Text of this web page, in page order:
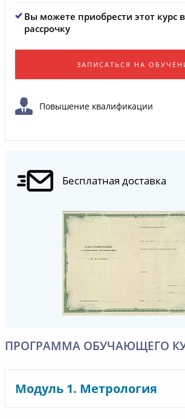
Вы можете приобрести этот курс в
рассрочку
ЗАПИСАТЬСЯ НА
Повышение квалификации
Бесплатная доставка
ПРОГРАММА ОБУЧАЮЩЕГО
Модуль 1. Метрология